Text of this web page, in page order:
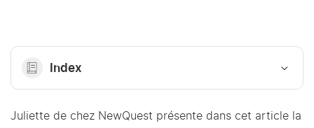
Index
Juliette de chez NewQuest présente dans cet article la